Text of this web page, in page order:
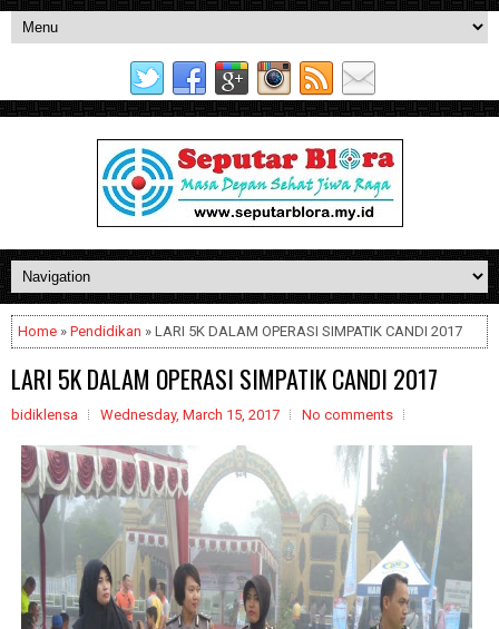
Home » Pendidikan » LARI 5K DALAM OPERASI SIMPATIK CANDI 2017
LARI 5K DALAM OPERASI SIMPATIK CANDI 2017
bidiklensa Wednesday, March 15, 2017 No comments